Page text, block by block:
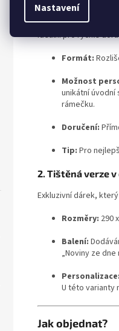
Nastavení
1. Elektronická
Ideální pro rychlé
Formát:
Možnost
unikátní
rámečku.
Doručení:
Tip: Pro
2. Tištěná verze
Exkluzivní dárek,
Rozměry: 290
Balení:
„Noviny ze dne
Personalizace:
U této varianty
Jak objednat?